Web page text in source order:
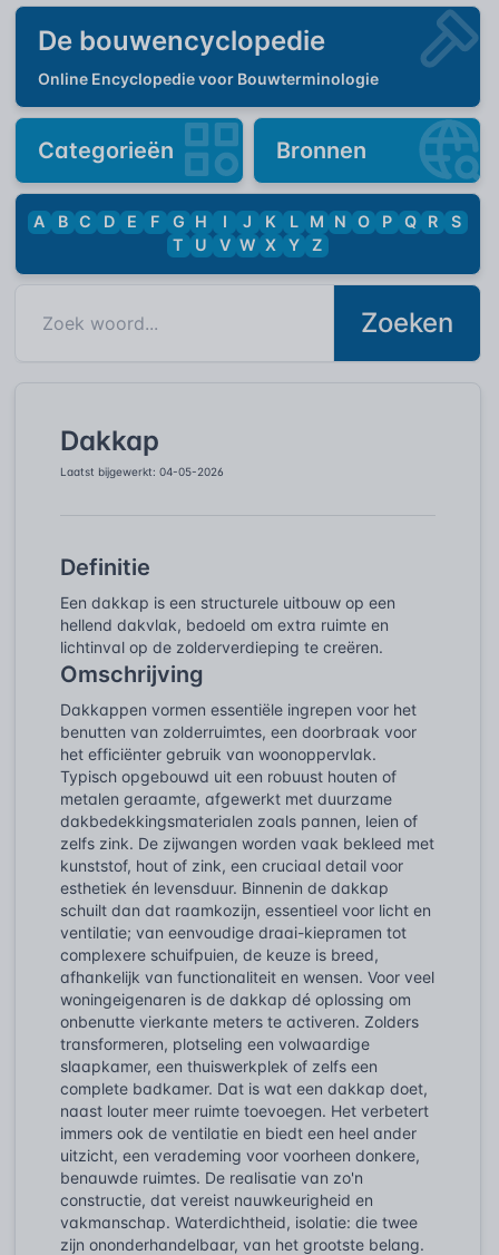
De bouwencyclopedie
Online Encyclopedie voor Bouwterminologie
Categorieën Bronnen
A B C D E F G H I J K L M N O P Q R
S
T
U V W X Y Z
Zoeken
Dakkap
Laatst bijgewerkt: 04-05-2026
Definitie
Een dakkap is een structurele uitbouw op een
hellend dakvlak, bedoeld om extra ruimte en
lichtinval op de zolderverdieping te creëren.
Omschrijving
Dakkappen vormen essentiële ingrepen voor het
benutten van zolderruimtes, een doorbraak voor
het efficiënter gebruik van woonoppervlak.
Typisch opgebouwd uit een robuust houten of
metalen geraamte, afgewerkt met duurzame
dakbedekkingsmaterialen zoals pannen, leien of
zelfs zink. De zijwangen worden vaak bekleed met
kunststof, hout of zink, een cruciaal detail voor
esthetiek én levensduur. Binnenin de dakkap
schuilt dan dat raamkozijn, essentieel voor licht en
ventilatie; van eenvoudige draai-kiepramen tot
complexere schuifpuien, de keuze is breed,
afhankelijk van functionaliteit en wensen. Voor veel
woningeigenaren is de dakkap dé oplossing om
onbenutte vierkante meters te activeren. Zolders
transformeren, plotseling een volwaardige
slaapkamer, een thuiswerkplek of zelfs een
complete badkamer. Dat is wat een dakkap doet,
naast louter meer ruimte toevoegen. Het verbetert
immers ook de ventilatie en biedt een heel ander
uitzicht, een verademing voor voorheen donkere,
benauwde ruimtes. De realisatie van zo'n
constructie, dat vereist nauwkeurigheid en
vakmanschap. Waterdichtheid, isolatie: die twee
zijn ononderhandelbaar, van het grootste belang.